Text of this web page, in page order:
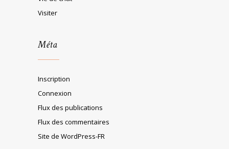
Visiter
Méta
Inscription
Connexion
Flux des publications
Flux des commentaires
Site de WordPress-FR